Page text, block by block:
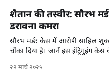
शैतान की तस्वीर: सौरभ
डरावना कमरा
सौरभ मर्डर केस में आरोपी साहिल
चौंका दिया है। जानें इस इंट्रिगुइंग केस
२२ मार्च २०२५